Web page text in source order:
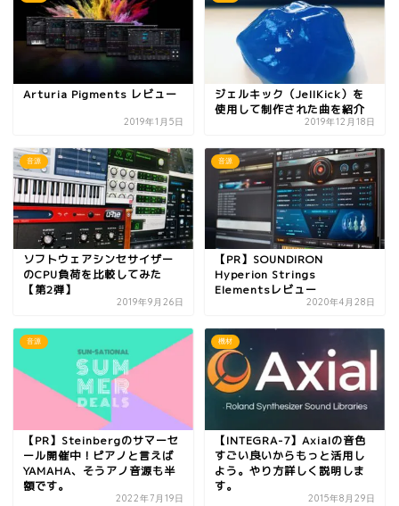
Arturia Pigments レビュー
2019年1月5日
ジェルキック（JellKick）を
使用して制作された曲を紹介
2019年12月18日
音源
ソフトウェアシンセサイザー
のCPU負荷を比較してみた
【第2弾】
2019年9月26日
音源
【PR】SOUNDIRON
Hyperion Strings
Elementsレビュー
2020年4月28日
音源
【PR】Steinbergのサマーセ
ール開催中！ピアノと言えば
YAMAHA、そうアノ音源も半
額です。
2022年7月19日
機材
【INTEGRA-7】Axialの音色
すごい良いからもっと活用し
よう。やり方詳しく説明しま
す。
2015年8月29日